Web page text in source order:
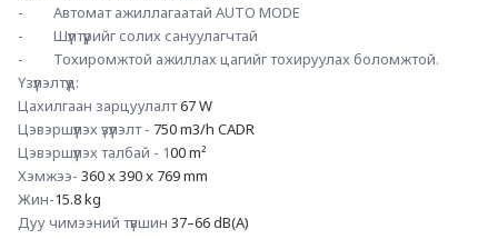
-         Автомат ажиллагаатай AUTO MODE
-         Шүүлтүүрийг солих сануулагчтай
-         Тохиромжтой ажиллах цагийг тохируулах боломжтой.
Үзүүлэлтүүд:
Цахилгаан зарцуулалт 67 W
Цэвэршүүлэх үзүүлэлт - 750 m3/h CADR
Цэвэршүүлэх талбай - 100 m²
Хэмжээ- 360 x 390 x 769 mm
Жин-15.8 kg
Дуу чимээний түвшин 37–66 dB(A)